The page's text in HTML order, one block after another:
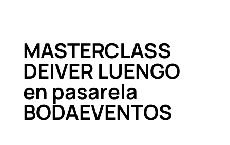
MASTERCLASS
DEIVER LUENGO
en pasarela
BODAEVENTOS